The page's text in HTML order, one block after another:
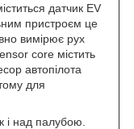
датчик EV
пристроєм це
вимірює рух
core містить
автопілота
для
і над палубою.